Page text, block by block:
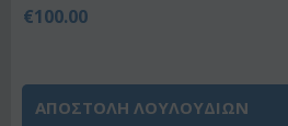
€100.00
ΑΠΟΣΤΟΛΗ ΛΟΥΛΟΥΔΙΩΝ